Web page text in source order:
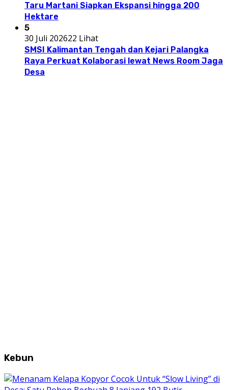
Taru Martani Siapkan Ekspansi hingga 200
Hektare
5
30 Juli 202622 Lihat
SMSI Kalimantan Tengah dan Kejari Palangka
Raya Perkuat Kolaborasi lewat News Room Jaga
Desa
Kebun